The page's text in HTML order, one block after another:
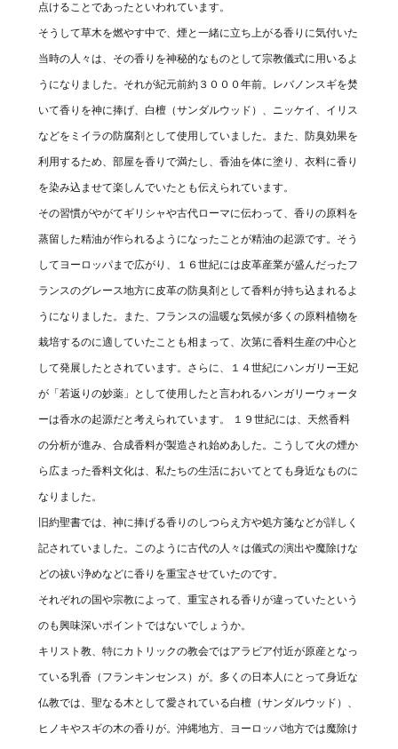
点けることであったといわれています。
そうして草木を燃やす中で、煙と一緒に立ち上がる香りに気付いた
当時の人々は、その香りを神秘的なものとして宗教儀式に用いるよ
うになりました。それが紀元前約３０００年前。レバノンスギを焚
いて香りを神に捧げ、白檀（サンダルウッド）、ニッケイ、イリス
などをミイラの防腐剤として使用していました。また、防臭効果を
利用するため、部屋を香りで満たし、香油を体に塗り、衣料に香り
を染み込ませて楽しんでいたとも伝えられています。
その習慣がやがてギリシャや古代ローマに伝わって、香りの原料を
蒸留した精油が作られるようになったことが精油の起源です。そう
してヨーロッパまで広がり、１６世紀には皮革産業が盛んだったフ
ランスのグレース地方に皮革の防臭剤として香料が持ち込まれるよ
うになりました。また、フランスの温暖な気候が多くの原料植物を
栽培するのに適していたことも相まって、次第に香料生産の中心と
して発展したとされています。さらに、１４世紀にハンガリー王妃
が「若返りの妙薬」として使用したと言われるハンガリーウォータ
ーは香水の起源だと考えられています。 １９世紀には、天然香料
の分析が進み、合成香料が製造され始めあした。こうして火の煙か
ら広まった香料文化は、私たちの生活においてとても身近なものに
なりました。
旧約聖書では、神に捧げる香りのしつらえ方や処方箋などが詳しく
記されていました。このように古代の人々は儀式の演出や魔除けな
どの祓い浄めなどに香りを重宝させていたのです。
それぞれの国や宗教によって、重宝される香りが違っていたという
のも興味深いポイントではないでしょうか。
キリスト教、特にカトリックの教会ではアラビア付近が原産となっ
ている乳香（フランキンセンス）が。多くの日本人にとって身近な
仏教では、聖なる木として愛されている白檀（サンダルウッド）、
ヒノキやスギの木の香りが。沖縄地方、ヨーロッパ地方では魔除け